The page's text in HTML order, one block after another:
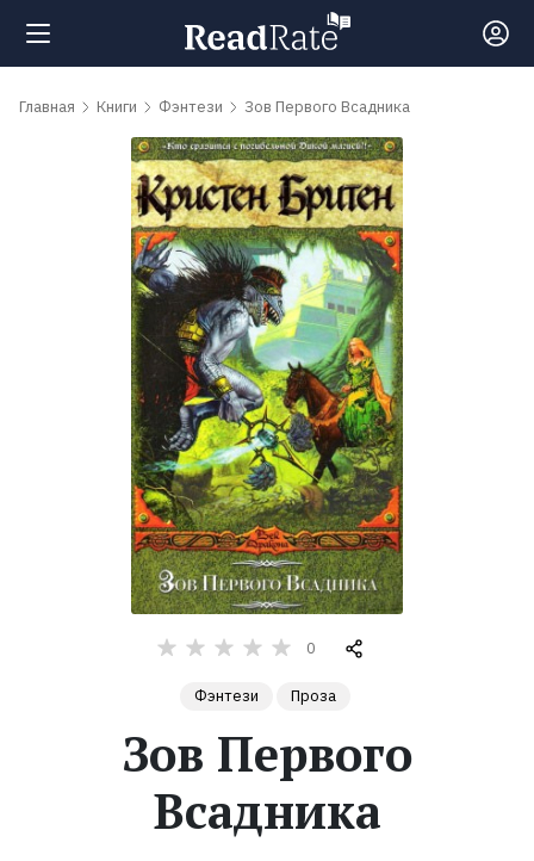
Поиск
обсуждаемые
Главная Книги Фэнтези Зов Первого Всадника
0
Фэнтези Проза
Зов Первого
Всадника